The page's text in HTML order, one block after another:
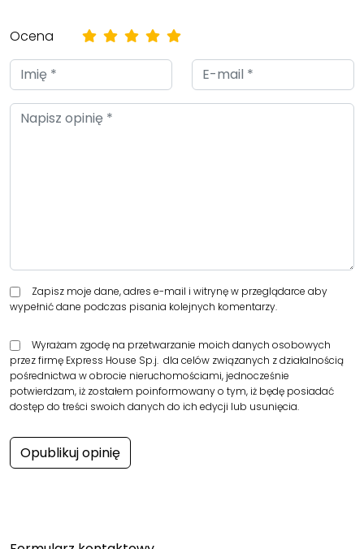
Ocena
Imię
(required)
E-
mail
(required)
Napisz
Zapisz moje dane, adres e-mail i witrynę w przeglądarce aby
wypełnić dane podczas pisania kolejnych komentarzy.
Wyrażam zgodę na przetwarzanie moich danych osobowych
przez firmę Express House Sp.j. dla celów związanych z działalnością
pośrednictwa w obrocie nieruchomościami, jednocześnie
potwierdzam, iż zostałem poinformowany o tym, iż będę posiadać
dostęp do treści swoich danych do ich edycji lub usunięcia.